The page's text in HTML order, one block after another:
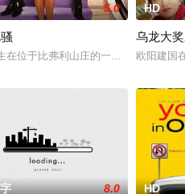
放纵不羁的太傅苏染为家复仇为
饰）和温柔随和的汉瑞（保罗·路德
5.0
在位于比弗利山庄的一所贵族学校中
HD
乌龙大
欧阳建国
8.0 HD